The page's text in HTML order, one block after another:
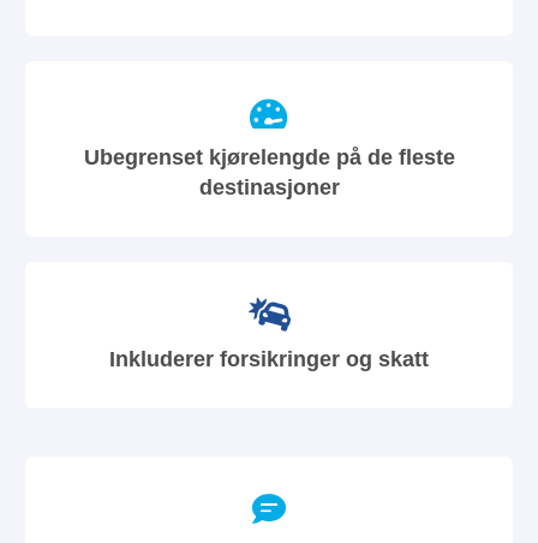
Ubegrenset kjørelengde på de fleste
destinasjoner
Inkluderer forsikringer og skatt